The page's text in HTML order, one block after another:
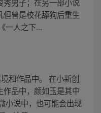
曾是校花舔狗后重生
一人之下...
和作品中。 在小新创
品中，颜如玉是其中
小说中，也可能会出现